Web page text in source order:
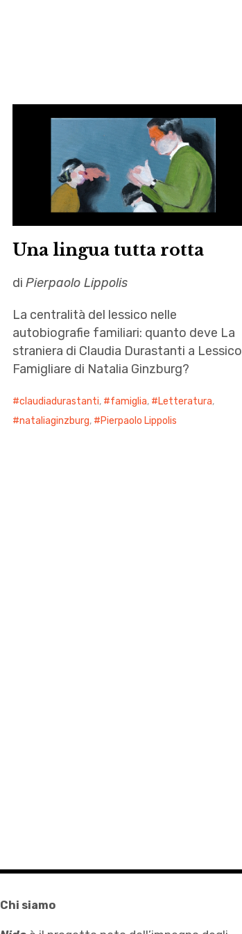
Una lingua tutta rotta
di Pierpaolo Lippolis
La centralità del lessico nelle
autobiografie familiari: quanto deve La
straniera di Claudia Durastanti a Lessico
Famigliare di Natalia Ginzburg?
claudiadurastanti, famiglia, Letteratura,
nataliaginzburg, Pierpaolo Lippolis
Chi siamo